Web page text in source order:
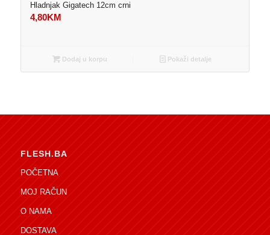
Hladnjak Gigatech 12cm crni
4,80KM
Dodaj u korpu Pokaži detalje
FLESH.BA
POČETNA
MOJ RAČUN
O NAMA
DOSTAVA